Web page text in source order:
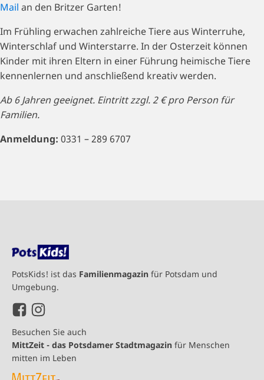
Mail an den Britzer Garten!
Im Frühling erwachen zahlreiche Tiere aus Winterruhe,
Winterschlaf und Winterstarre. In der Osterzeit können
Kinder mit ihren Eltern in einer Führung heimische Tiere
kennenlernen und anschließend kreativ werden.
Ab 6 Jahren geeignet. Eintritt zzgl. 2 € pro Person für
Familien.
Anmeldung: 0331 – 289 6707
PotsKids! ist das Familienmagazin für Potsdam und
Umgebung.
Besuchen Sie auch
MittZeit - das Potsdamer Stadtmagazin für Menschen
mitten im Leben